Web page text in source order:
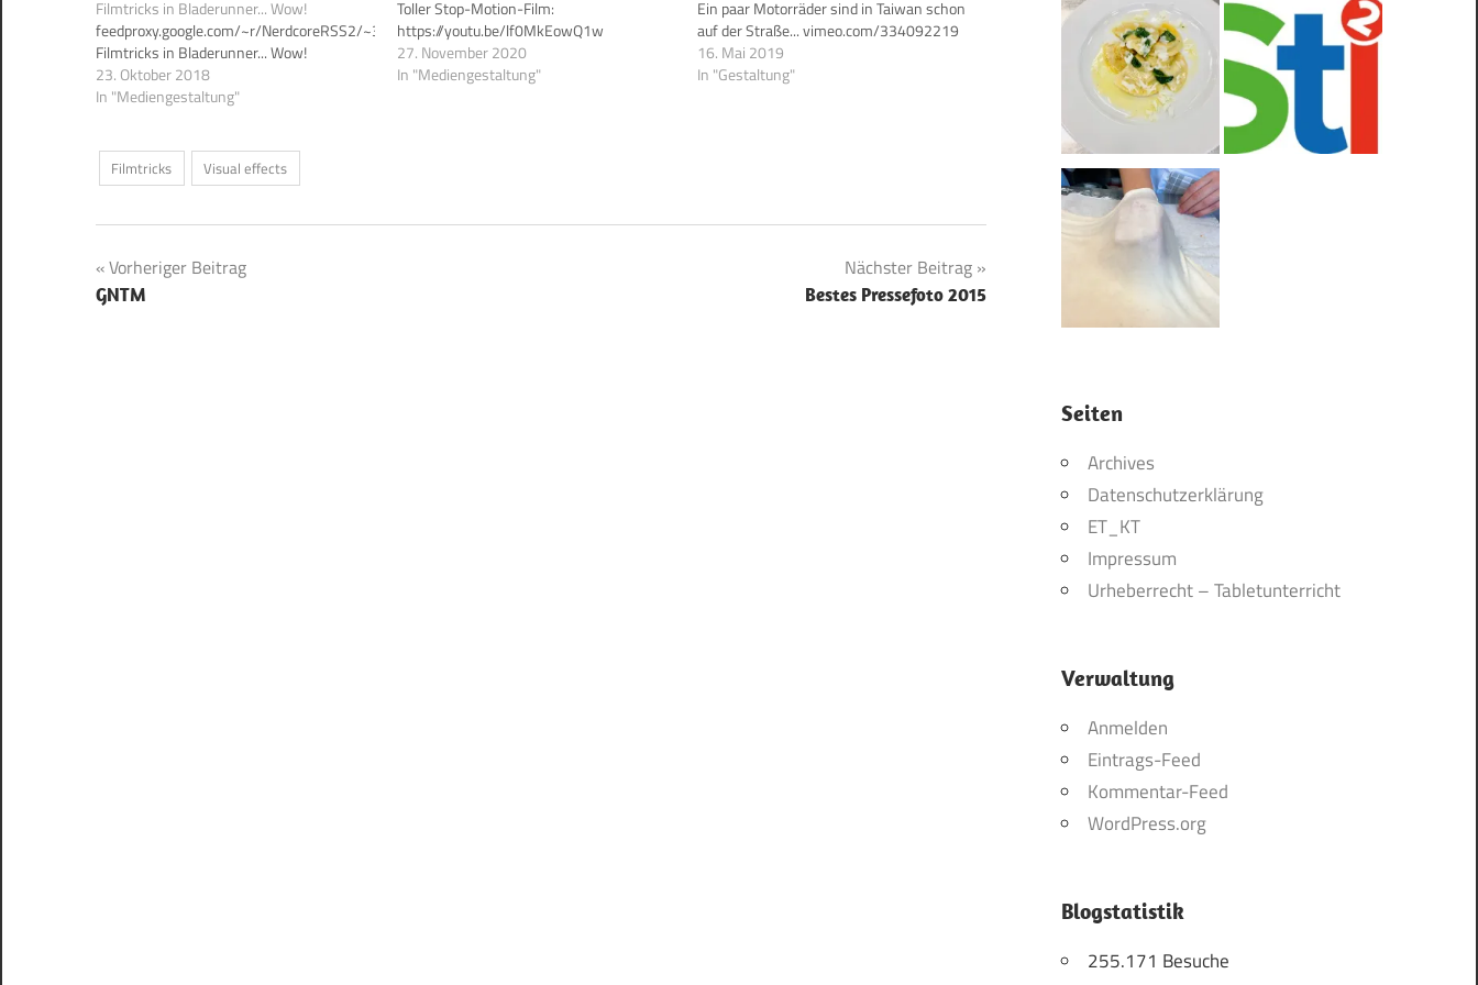
Filmtricks in Bladerunner... Wow!
feedproxy.google.com/~r/NerdcoreRSS2/~3/psHdA8AEwH8/
Filmtricks in Bladerunner... Wow!
23. Oktober 2018
In "Mediengestaltung"
Toller Stop-Motion-Film:
https://youtu.be/lf0MkEowQ1w
27. November 2020
In "Mediengestaltung"
Ein paar Motorräder sind in Taiwan schon
auf der Straße... vimeo.com/334092219
16. Mai 2019
In "Gestaltung"
Filmtricks Visual effects
Beitragsnavigation
Vorheriger Beitrag
GNTM
Nächster Beitrag
Bestes Pressefoto 2015
Seiten
Archives
Datenschutzerklärung
ET_KT
Impressum
Urheberrecht – Tabletunterricht
Verwaltung
Anmelden
Eintrags-Feed
Kommentar-Feed
WordPress.org
Blogstatistik
255.171 Besuche